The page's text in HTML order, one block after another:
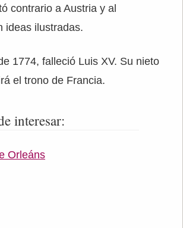
contrario a Austria y al
ideas ilustradas.
1774, falleció Luis XV. Su nieto
el trono de Francia.
interesar:
Orleáns